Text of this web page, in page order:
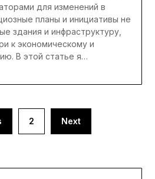
для изменений в
планы и инициативы не
здания и инфраструктуру,
к экономическому и
В этой статье я…
2 Next